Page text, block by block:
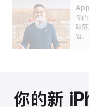
你的
跌落
容。
你的新